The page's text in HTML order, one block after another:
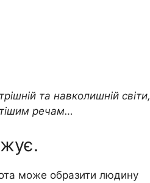
та навколишній світи,
речам…
може образити людину